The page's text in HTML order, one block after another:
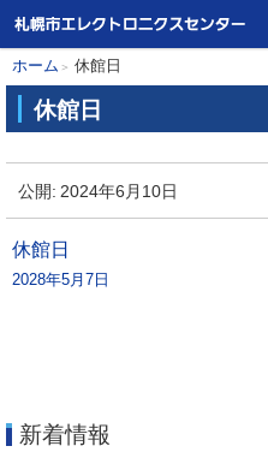
本
へ
札幌市エレクトロニクスセ
ンター
現
在
位
置
の
階
層
ホーム 休館日
休館日
休
館
日
公開:2024年6月10日
投
休館日
2028年5月7日
新着情報